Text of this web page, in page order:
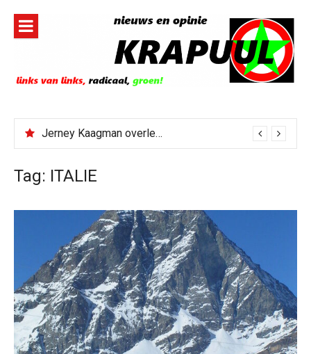
inhoud
Jerney Kaagman overleden
Tag: ITALIE